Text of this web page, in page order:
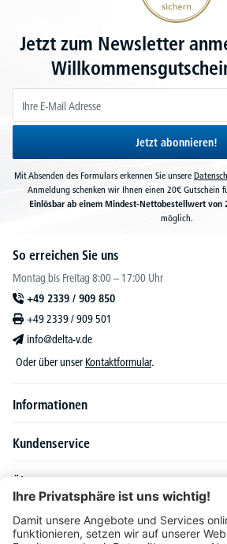
Jetzt zum Newsletter
Jetzt abonnieren!
Mit Absenden des Formulars erkennen Sie unsere
Anmeldung schenken wir Ihnen einen 20€ Gutschein
Einlösbar ab einem Mindest-Nettobestellwert von
möglich.
So erreichen Sie uns
Montag bis Freitag 8:00 – 17:00 Uhr
+49 2339 / 909 850
+49 2339 / 909 501
info@delta-v.de
Oder über unser Kontaktformular.
Informationen
Kundenservice
Über DELTA-V
Produktsortiment